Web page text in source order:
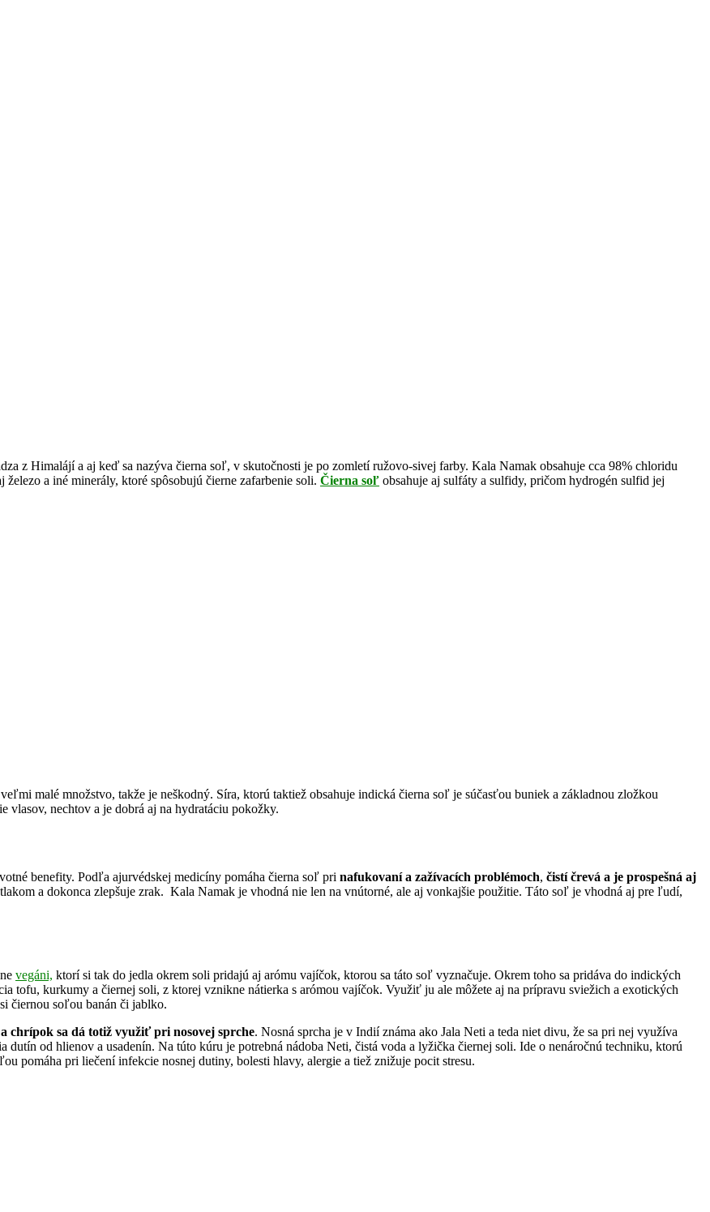
z Himalájí a aj keď sa nazýva čierna soľ, v skutočnosti je po zomletí ružovo-sivej farby. Kala Namak obsahuje cca 98% chloridu
a iné minerály, ktoré spôsobujú čierne zafarbenie soli. Čierna soľ obsahuje aj sulfáty a sulfidy, pričom hydrogén sulfid jej
malé množstvo, takže je neškodný. Síra, ktorú taktiež obsahuje indická čierna soľ je súčasťou buniek a základnou zložkou
vlasov, nechtov a je dobrá aj na hydratáciu pokožky.
benefity. Podľa ajurvédskej medicíny pomáha čierna soľ pri nafukovaní a zažívacích problémoch, čistí črevá a je prospešná aj
a dokonca zlepšuje zrak. Kala Namak je vhodná nie len na vnútorné, ale aj vonkajšie použitie. Táto soľ je vhodná aj pre ľudí,
vegáni, ktorí si tak do jedla okrem soli pridajú aj arómu vajíčok, ktorou sa táto soľ vyznačuje. Okrem toho sa pridáva do indických
tofu, kurkumy a čiernej soli, z ktorej vznikne nátierka s arómou vajíčok. Využiť ju ale môžete aj na prípravu sviežich a exotických
čiernou soľou banán či jablko.
chrípok sa dá totiž využiť pri nosovej sprche. Nosná sprcha je v Indií známa ako Jala Neti a teda niet divu, že sa pri nej využíva
od hlienov a usadenín. Na túto kúru je potrebná nádoba Neti, čistá voda a lyžička čiernej soli. Ide o nenáročnú techniku, ktorú
pomáha pri liečení infekcie nosnej dutiny, bolesti hlavy, alergie a tiež znižuje pocit stresu.